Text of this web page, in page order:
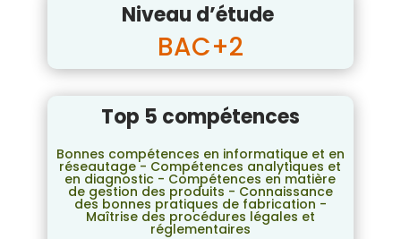
Niveau d’étude
BAC+2
Top 5 compétences
Bonnes compétences en informatique et en
réseautage - Compétences analytiques et
en diagnostic - Compétences en matière
de gestion des produits - Connaissance
des bonnes pratiques de fabrication -
Maîtrise des procédures légales et
réglementaires